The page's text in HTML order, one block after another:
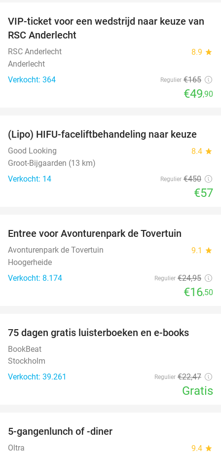
70%
VIP-ticket voor een wedstrijd naar keuze van
RSC Anderlecht
RSC Anderlecht 8.9 star
Anderlecht
Verkocht: 364
Regulier €165
€49,90
87%
(Lipo) HIFU-faceliftbehandeling naar keuze
Good Looking 8.4 star
Groot-Bijgaarden (13 km)
Verkocht: 14
Regulier €450
€57
Entree voor Avonturenpark de Tovertuin
Avonturenpark de Tovertuin 9.1 star
Hoogerheide
Verkocht: 8.174
Regulier €24,95
€16,50
75 dagen gratis luisterboeken en e-books
BookBeat
Stockholm
Verkocht: 39.261
Regulier €22,47
Gratis
5-gangenlunch of -diner
Oltra 9.4 star